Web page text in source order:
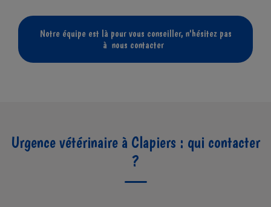
Notre équipe est là pour vous conseiller, n'hésitez pas
à nous contacter
Urgence vétérinaire à Clapiers : qui contacter
?